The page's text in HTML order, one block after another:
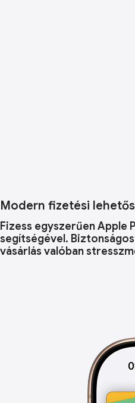
Modern fizetési
Fizess egyszerűen Apple
segítségével.
vásárlás valóban